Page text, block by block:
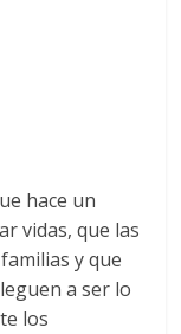
hace un
vidas, que las
y que
a ser lo
los